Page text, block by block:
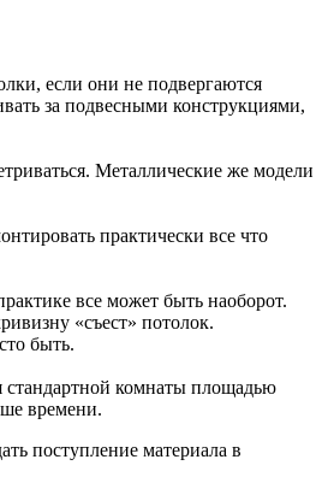
если они не подвергаются
за подвесными конструкциями,
Металлические же модели
практически все что
все может быть наоборот.
«съест» потолок.
быть.
стандартной комнаты площадью
времени.
поступление материала в